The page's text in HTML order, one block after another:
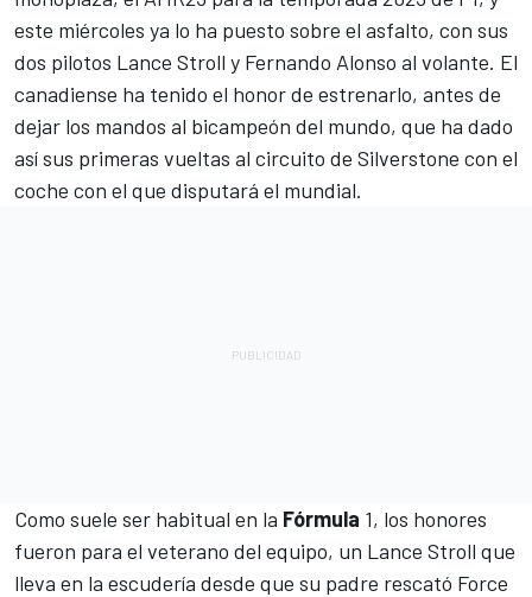
este miércoles ya lo ha puesto sobre el asfalto, con sus
dos pilotos Lance Stroll y Fernando Alonso al volante. El
canadiense ha tenido el honor de estrenarlo, antes de
dejar los mandos al bicampeón del mundo, que ha dado
así sus primeras vueltas al circuito de Silverstone con el
coche con el que disputará el mundial.
Como suele ser habitual en la Fórmula 1, los honores
fueron para el veterano del equipo, un Lance Stroll que
lleva en la escudería desde que su padre rescató Force